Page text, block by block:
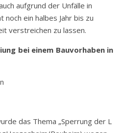
aufgrund der Unfälle in
noch ein halbes Jahr bis zu
verstreichen zu lassen.
bei einem Bauvorhaben in
das Thema „Sperrung der L